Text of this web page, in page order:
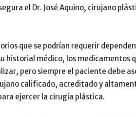
el Dr. José Aquino, cirujano
que se podrían requerir
historial médico, los medicamentos
pero siempre el paciente debe
calificado, acreditado y
ejercer la cirugía plástica.